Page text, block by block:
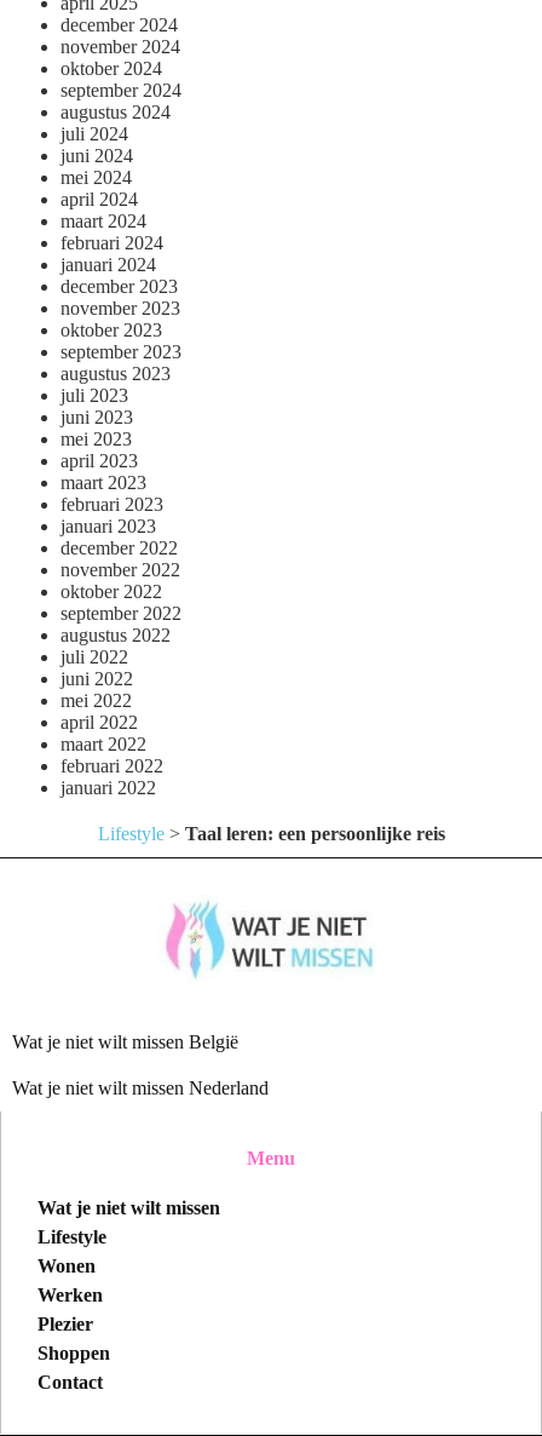
december 2024
november 2024
oktober 2024
september 2024
augustus 2024
juli 2024
juni 2024
mei 2024
april 2024
maart 2024
februari 2024
januari 2024
december 2023
november 2023
oktober 2023
september 2023
augustus 2023
juli 2023
juni 2023
mei 2023
april 2023
maart 2023
februari 2023
januari 2023
december 2022
november 2022
oktober 2022
september 2022
augustus 2022
juli 2022
juni 2022
mei 2022
april 2022
maart 2022
februari 2022
januari 2022
Lifestyle> Taal leren: een persoonlijke reis
Wat je niet wilt missen België
Wat je niet wilt missen Nederland
Menu
Wat je niet wilt missen
Lifestyle
Wonen
Werken
Plezier
Shoppen
Contact